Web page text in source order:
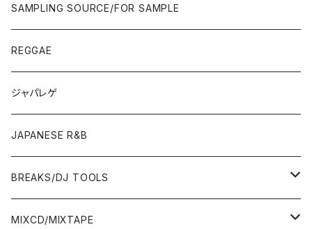
ROCK/AOR
LP
JAPANESE
OTHERS
7"/12"
JAPANESE
OTHERS
SAMPLING SOURCE/FOR SAMPLE
REGGAE
ジャパレゲ
JAPANESE R&B
BREAKS/DJ TOOLS
BREAKS/MEGAMIX/CUT UP
MIXCD/MIXTAPE